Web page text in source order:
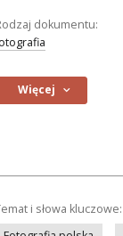
dokumentu:
Więcej
i słowa kluczowe: